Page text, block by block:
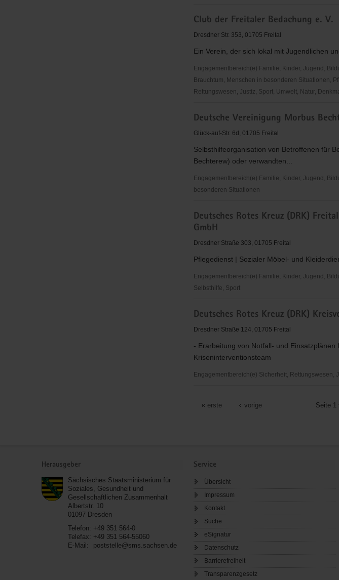
Freital
e.V.
Club der Freitaler Bedachung e. V.
Dresdner Str. 353, 01705 Freital
Ein Verein, der sich lokal mit Jugendlichen
Engagementbereich(e) Familie, Kinder, Jugend,
Brauchtum, Menschen in besonderen Situationen,
Rettungswesen, Justiz, Sport, Umwelt, Natur,
der
Freitaler
e.
V.
Deutsche Vereinigung Morbus
Glück-auf-Str. 6d, 01705 Freital
Selbsthilfeorganisation von Betroffenen für
Bechterew) oder verwandten...
Engagementbereich(e) Familie, Kinder, Jugend,
besonderen Situationen
Vereinigung
Morbus
Bechterew
Sachsen
Deutsches Rotes Kreuz (DRK)
GmbH
Dresdner Straße 303, 01705 Freital
Pflegedienst | Sozialer Möbel- und
Engagementbereich(e) Familie, Kinder, Jugend,
Selbsthilfe, Sport
Rotes
Kreuz
Freital
Soziale
Dienste
Deutsches Rotes Kreuz (DRK)
Dresdner Straße 124, 01705 Freital
- Erarbeitung von Notfall- und
Kriseninterventionsteam
Engagementbereich(e) Sicherheit, Rettungswesen,
e.
erste vorige Seite 1
Herausgeber
Sächsisches Staatsministerium für
Soziales, Gesundheit und
Gesellschaftlichen Zusammenhalt
Albertstr. 10
01097 Dresden
Telefon: +49 351 564-0
Telefax: +49 351 564-55060
E-Mail:
poststelle@sms.sachsen.de
Service
Übersicht
Impressum
Kontakt
Suche
eSignatur
Datenschutz
Barrierefreiheit
Transparenzgesetz